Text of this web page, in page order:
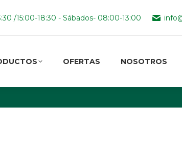
/15:00-18:30 - Sábados- 08:00-13:00
OFERTAS NOSOTROS
OFERTAS NOSOTROS